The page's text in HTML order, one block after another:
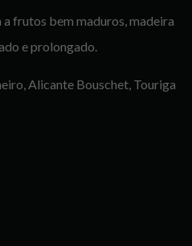
frutos bem maduros, madeira
e prolongado.
Alicante Bouschet, Touriga